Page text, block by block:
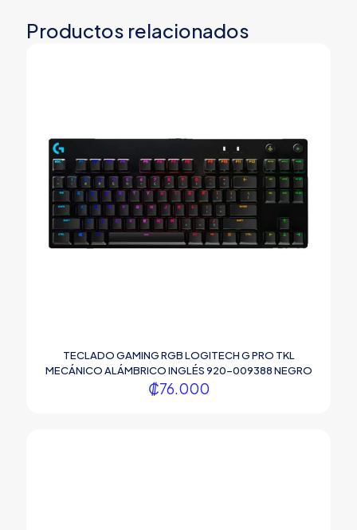
Productos relacionados
TECLADO GAMING RGB LOGITECH G PRO TKL
MECÁNICO ALÁMBRICO INGLÉS 920-009388 NEGRO
₡76.000